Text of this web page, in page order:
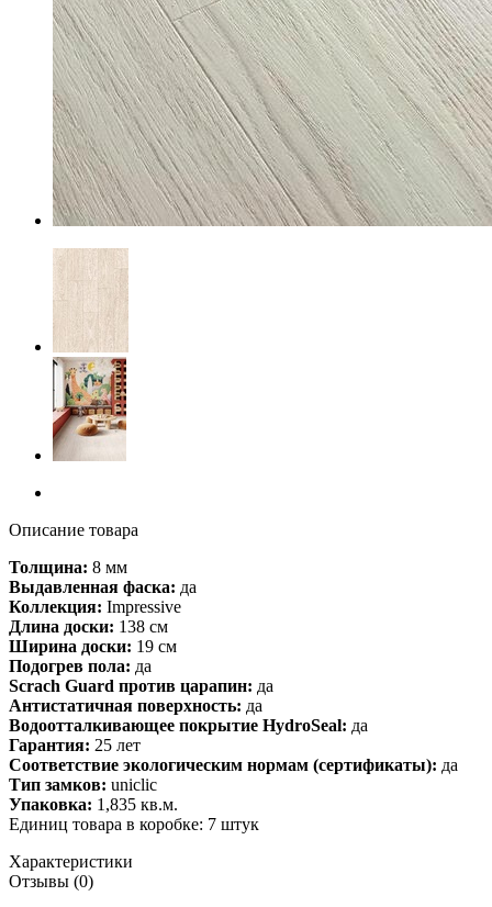
Описание товара
Толщина: 8 мм
Выдавленная фаска: да
Коллекция: Impressive
Длина доски: 138 см
Ширина доски: 19 см
Подогрев пола: да
Scrach Guard против царапин: да
Антистатичная поверхность: да
Водоотталкивающее покрытие HydroSeal: да
Гарантия: 25 лет
Соответствие экологическим нормам (сертификаты): да
Тип замков: uniclic
Упаковка: 1,835 кв.м.
Единиц товара в коробке: 7 штук
Характеристики
Отзывы (0)